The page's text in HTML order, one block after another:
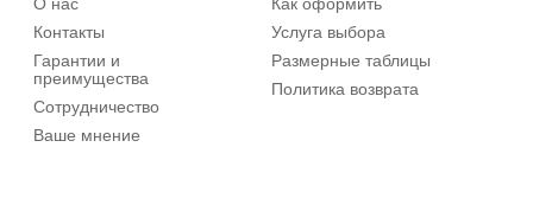
Контакты
Гарантии и
преимущества
Сотрудничество
Ваше мнение
Услуга выбора
Размерные таблицы
Политика возврата